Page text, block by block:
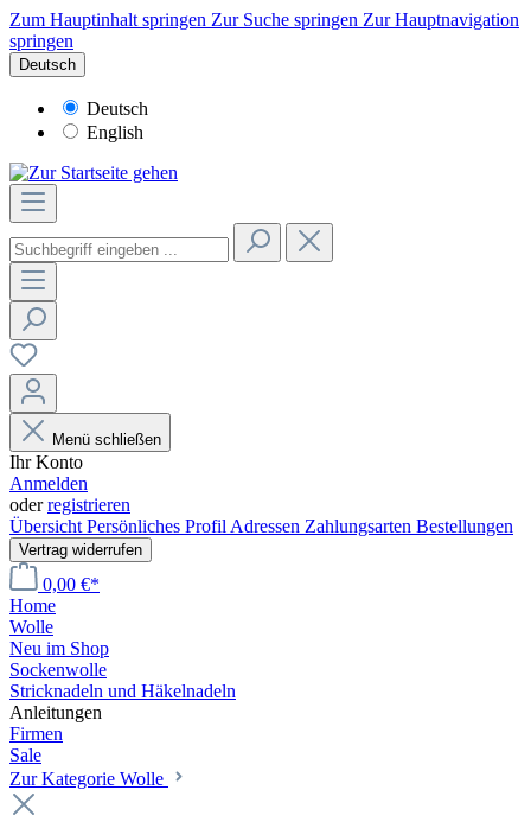
Zum Hauptinhalt springen Zur Suche springen Zur Hauptnavigation
springen
Deutsch
Deutsch
English
Menü schließen
Ihr Konto
Anmelden
oderregistrieren
Übersicht Persönliches Profil Adressen Zahlungsarten Bestellungen
Vertrag widerrufen
0,00 €*
Home
Wolle
Neu im Shop
Sockenwolle
Stricknadeln und Häkelnadeln
Anleitungen
Firmen
Sale
Zur Kategorie Wolle